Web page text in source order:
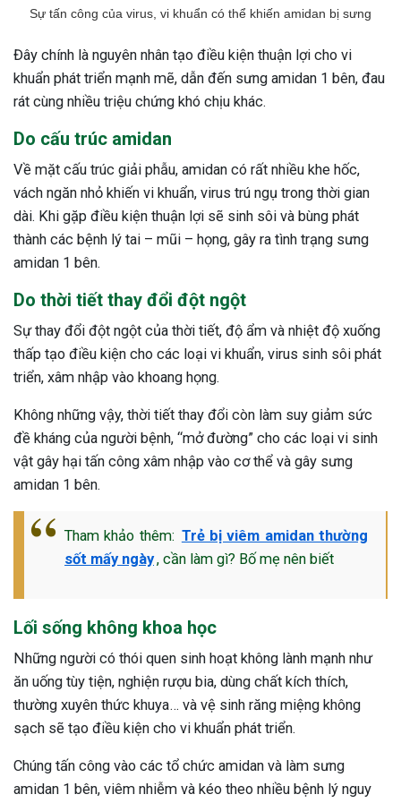
Sự tấn công của virus, vi khuẩn có thể khiến amidan bị sưng
Đây chính là nguyên nhân tạo điều kiện thuận lợi cho vi
khuẩn phát triển mạnh mẽ, dẫn đến sưng amidan 1 bên, đau
rát cùng nhiều triệu chứng khó chịu khác.
Do cấu trúc amidan
Về mặt cấu trúc giải phẫu, amidan có rất nhiều khe hốc,
vách ngăn nhỏ khiến vi khuẩn, virus trú ngụ trong thời gian
dài. Khi gặp điều kiện thuận lợi sẽ sinh sôi và bùng phát
thành các bệnh lý tai – mũi – họng, gây ra tình trạng sưng
amidan 1 bên.
Do thời tiết thay đổi đột ngột
Sự thay đổi đột ngột của thời tiết, độ ẩm và nhiệt độ xuống
thấp tạo điều kiện cho các loại vi khuẩn, virus sinh sôi phát
triển, xâm nhập vào khoang họng.
Không những vậy, thời tiết thay đổi còn làm suy giảm sức
đề kháng của người bệnh, “mở đường” cho các loại vi sinh
vật gây hại tấn công xâm nhập vào cơ thể và gây sưng
amidan 1 bên.
Tham khảo thêm: Trẻ bị viêm amidan thường
sốt mấy ngày, cần làm gì? Bố mẹ nên biết
Lối sống không khoa học
Những người có thói quen sinh hoạt không lành mạnh như
ăn uống tùy tiện, nghiện rượu bia, dùng chất kích thích,
thường xuyên thức khuya… và vệ sinh răng miệng không
sạch sẽ tạo điều kiện cho vi khuẩn phát triển.
Chúng tấn công vào các tổ chức amidan và làm sưng
amidan 1 bên, viêm nhiễm và kéo theo nhiều bệnh lý nguy